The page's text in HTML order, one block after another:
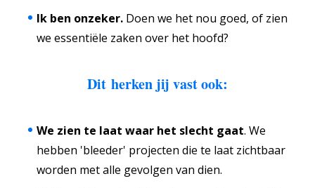
Ik ben onzeker. Doen we het nou goed, of zien
we essentiële zaken over het hoofd?
Dit herken jij vast ook:
We zien te laat waar het slecht gaat. We
hebben 'bleeder' projecten die te laat zichtbaar
worden met alle gevolgen van dien.